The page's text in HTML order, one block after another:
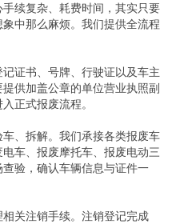
续复杂、耗费时间，其实只要
中那么麻烦。我们提供全流程
证书、号牌、行驶证以及车主
供加盖公章的单位营业执照副
正式报废流程。
、拆解。我们承接各类报废车
车、报废摩托车、报废电动三
验，确认车辆信息与证件一
关注销手续。注销登记完成